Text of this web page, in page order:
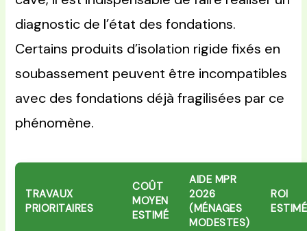
diagnostic de l’état des fondations.
Certains produits d’isolation rigide fixés en
soubassement peuvent être incompatibles
avec des fondations déjà fragilisées par ce
phénomène.
TRAVAUX
PRIORITAIRES
COÛT
MOYEN
ESTIMÉ
AIDE MPR
2026
(MÉNAGES
MODESTES)
ROI
ESTIMÉ